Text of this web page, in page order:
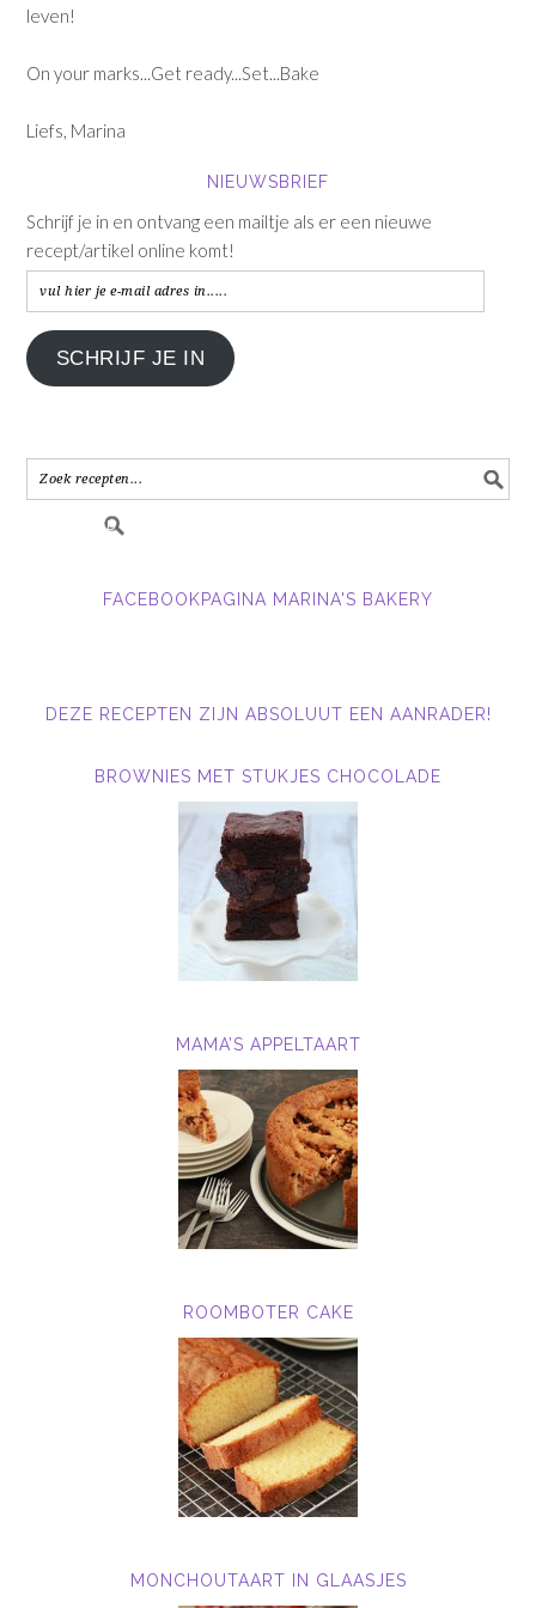
leven!
On your marks...Get ready...Set...Bake
Liefs, Marina
NIEUWSBRIEF
Schrijf je in en ontvang een mailtje als er een nieuwe
recept/artikel online komt!
vul
hier
je
e-
in.....
SCHRIJF JE IN
FACEBOOKPAGINA MARINA'S BAKERY
DEZE RECEPTEN ZIJN ABSOLUUT EEN AANRADER!
BROWNIES MET STUKJES CHOCOLADE
MAMA’S APPELTAART
ROOMBOTER CAKE
MONCHOUTAART IN GLAASJES